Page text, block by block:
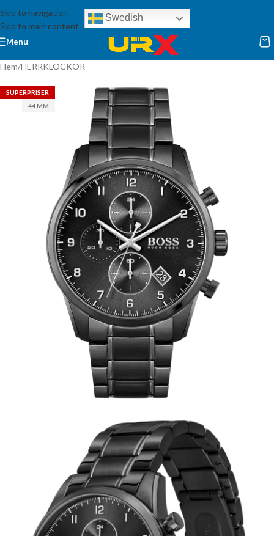
Skip to navigation
Skip to main content
Swedish
Menu
Hem/HERRKLOCKOR
SUPERPRISER
44 MM